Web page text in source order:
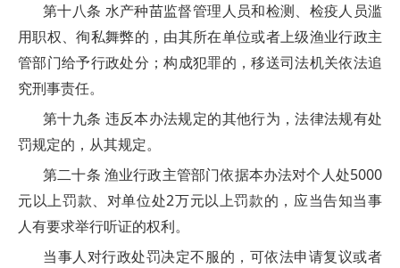
第十八条 水产种苗监督管理人员和检测、检疫人员滥
用职权、徇私舞弊的，由其所在单位或者上级渔业行政主
管部门给予行政处分；构成犯罪的，移送司法机关依法追
究刑事责任。
第十九条 违反本办法规定的其他行为，法律法规有处
罚规定的，从其规定。
第二十条 渔业行政主管部门依据本办法对个人处5000
元以上罚款、对单位处2万元以上罚款的，应当告知当事
人有要求举行听证的权利。
当事人对行政处罚决定不服的，可依法申请复议或者